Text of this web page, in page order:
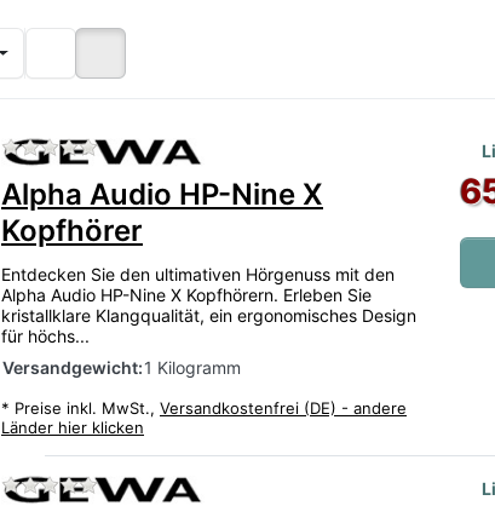
Zu diesem Produkt liegen noch keine
Alpha Audio HP-Nine X
Kopfhörer
Entdecken Sie den ultimativen Hörgenuss mit den
Alpha Audio HP-Nine X Kopfhörern. Erleben Sie
kristallklare Klangqualität, ein ergonomisches Design
für höchs...
Versandgewicht:1 Kilogramm
* Preise inkl. MwSt., Versandkostenfrei (DE) - andere
Länder hier klicken
Zu diesem Produkt liegen noch keine